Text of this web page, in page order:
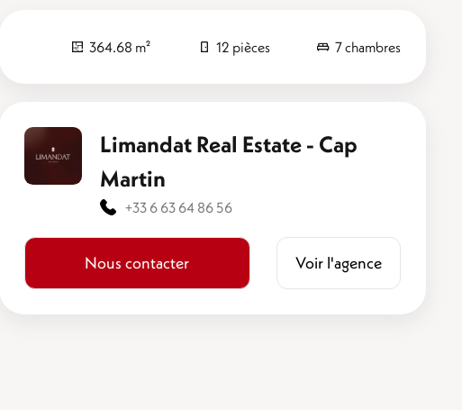
364.68 m² 12 pièces 7 chambres
Limandat Real Estate - Cap
Martin
+33 6 63 64 86 56
Nous contacter Voir l'agence